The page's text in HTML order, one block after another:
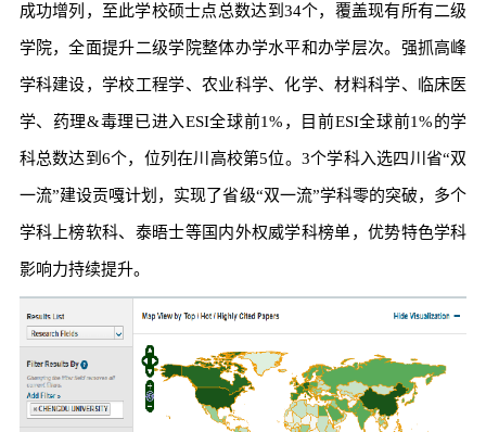
成功增列，至此学校硕士点总数达到34个，覆盖现有所有二级
学院，全面提升二级学院整体办学水平和办学层次。强抓高峰
学科建设，学校工程学、农业科学、化学、材料科学、临床医
学、药理&毒理已进入ESI全球前1%，目前ESI全球前1%的学
科总数达到6个，位列在川高校第5位。3个学科入选四川省“双
一流”建设贡嘎计划，实现了省级“双一流”学科零的突破，多个
学科上榜软科、泰晤士等国内外权威学科榜单，优势特色学科
影响力持续提升。